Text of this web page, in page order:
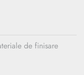
de finisare